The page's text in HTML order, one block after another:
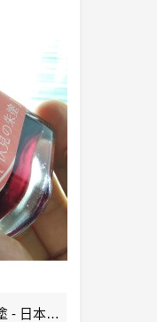
KI-0103 ( fushimi )伏見之朱塗 - 日本名牌京彩樽裝鋼筆墨水40ml